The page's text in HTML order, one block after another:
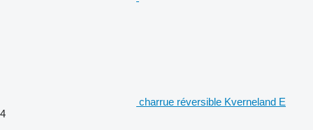
charrue réversible Kverneland E
4